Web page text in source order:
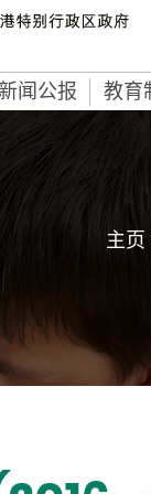
闻公报 教育
主页